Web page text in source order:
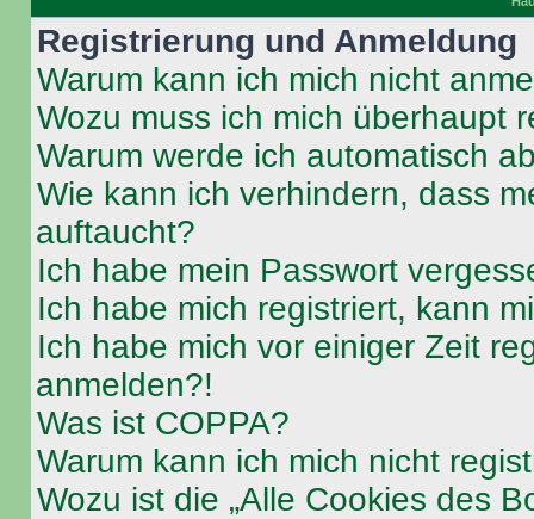
Registrierung und Anmeldung
Warum kann ich mich nicht
Wozu muss ich mich überhaupt
Warum werde ich automatisch
Wie kann ich verhindern, dass
auftaucht?
Ich habe mein Passwort
Ich habe mich registriert, kann
Ich habe mich vor einiger Zeit
anmelden?!
Was ist COPPA?
Warum kann ich mich nicht
Wozu ist die „Alle Cookies des